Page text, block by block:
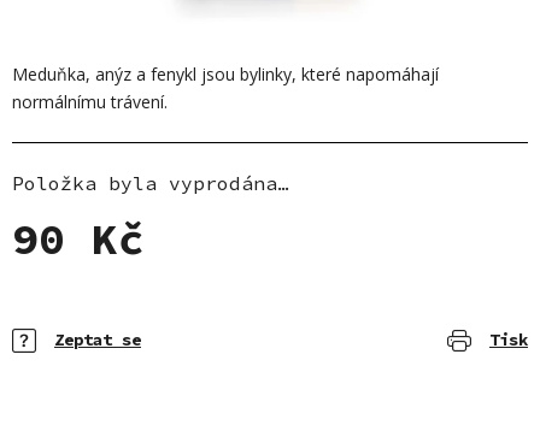
Meduňka, anýz a fenykl jsou bylinky, které napomáhají
normálnímu trávení.
Položka byla vyprodána…
90 Kč
Tisk
Zeptat se